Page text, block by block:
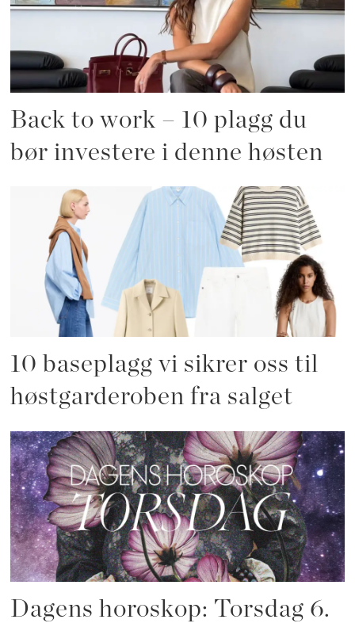
Back to work – 10 plagg du
bør investere i denne høsten
10 baseplagg vi sikrer oss til
høstgarderoben fra salget
Dagens horoskop: Torsdag 6.